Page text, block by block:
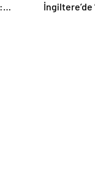
İngiltere’de